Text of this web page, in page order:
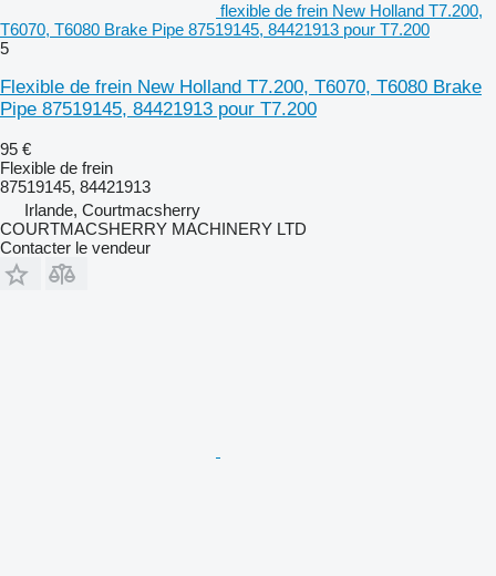
flexible de frein New Holland T7.200,
T6070, T6080 Brake Pipe 87519145, 84421913 pour T7.200
5
Flexible de frein New Holland T7.200, T6070, T6080 Brake
Pipe 87519145, 84421913 pour T7.200
95 €
Flexible de frein
87519145, 84421913
Irlande, Courtmacsherry
COURTMACSHERRY MACHINERY LTD
Contacter le vendeur